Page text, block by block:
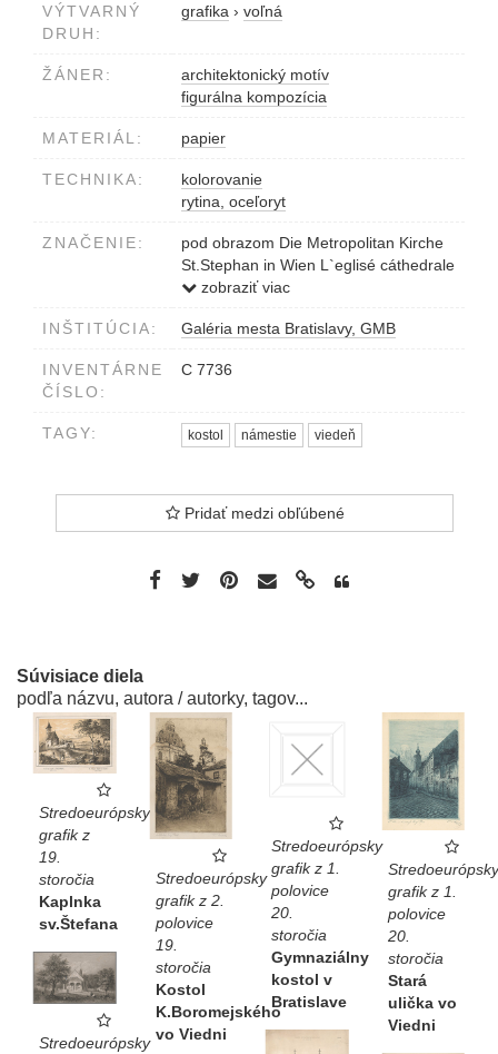
VÝTVARNÝ
DRUH:
grafika › voľná
ŽÁNER:
architektonický motív
figurálna kompozícia
MATERIÁL: papier
TECHNIKA:
kolorovanie
rytina, oceľoryt
ZNAČENIE:
pod obrazom Die Metropolitan Kirche
St.Stephan in Wien L`eglisé cáthedrale
de St.Étienne á Vien Wien bey Artaria
zobraziť viac
INŠTITÚCIA: Galéria mesta Bratislavy, GMB
INVENTÁRNE
ČÍSLO:
C 7736
TAGY: kostol námestie viedeň
Pridať medzi obľúbené
Súvisiace diela
podľa názvu, autora / autorky, tagov...
Stredoeurópsky
grafik z
19.
storočia
Kaplnka
sv.Štefana
Stredoeurópsky
grafik z 2.
polovice
19.
storočia
Kostol
K.Boromejského
vo Viedni
Stredoeurópsky
grafik z 1.
polovice
20.
storočia
Gymnaziálny
kostol v
Bratislave
Stredoeurópsky
grafik z 1.
polovice
20.
storočia
Stará
ulička vo
Viedni
Stredoeurópsky